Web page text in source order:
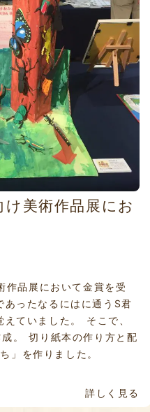
け美術作品展にお
品展において金賞を受
ったなるにはに通うS君
ていました。 そこで、
。 切り紙本の作り方と配
」を作りました。
詳しく見る